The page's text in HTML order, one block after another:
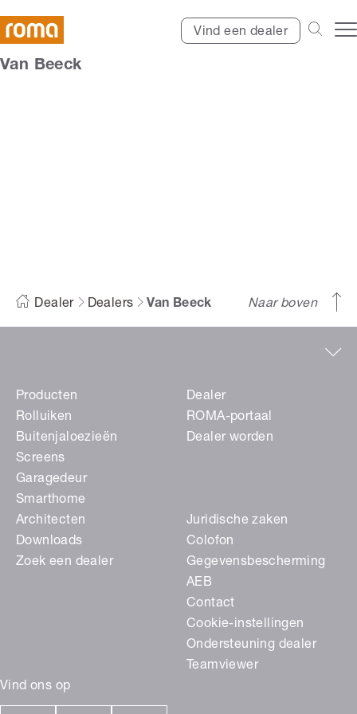
Vind een dealer
Van Beeck
Dealer Dealers Van Beeck Naar boven
Vind ons op
Producten
Rolluiken
Buitenjaloezieën
Screens
Garagedeur
Smarthome
Dealer
ROMA-portaal
Dealer worden
Architecten
Downloads
Zoek een dealer
Juridische zaken
Colofon
Gegevensbescherming
AEB
Contact
Cookie-instellingen
Ondersteuning dealer
Teamviewer